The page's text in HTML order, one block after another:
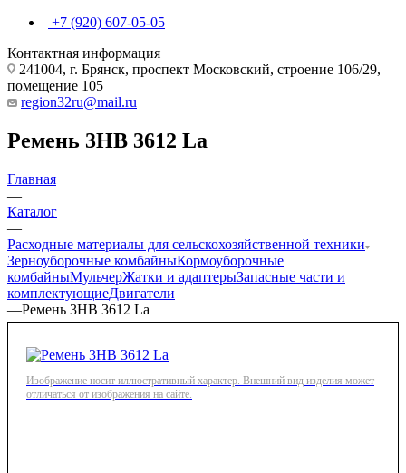
+7 (920) 607-05-05
Контактная информация
241004, г. Брянск, проспект Московский, строение 106/29,
помещение 105
region32ru@mail.ru
Ремень 3HB 3612 La
Главная
—
Каталог
—
Расходные материалы для сельскохозяйственной техники
Зерноуборочные комбайныКормоуборочные
комбайныМульчерЖатки и адаптерыЗапасные части и
комплектующиеДвигатели
—Ремень 3HB 3612 La
Изображение носит иллюстративный характер. Внешний вид изделия может
отличаться от изображения на сайте.